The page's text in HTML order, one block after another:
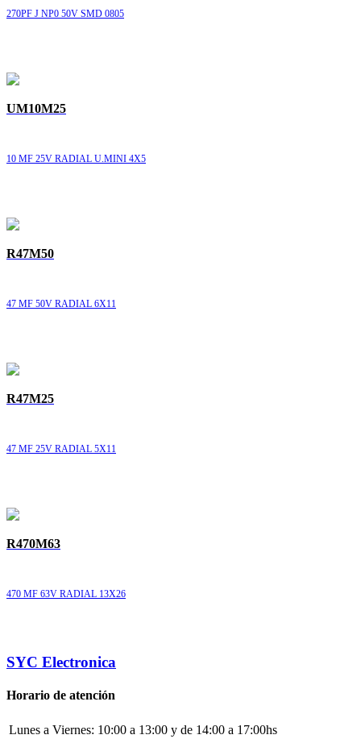
270PF J NP0 50V SMD 0805
UM10M25
10 MF 25V RADIAL U.MINI 4X5
R47M50
47 MF 50V RADIAL 6X11
R47M25
47 MF 25V RADIAL 5X11
R470M63
470 MF 63V RADIAL 13X26
SYC Electronica
Horario de atención
Lunes a Viernes: 10:00 a 13:00 y de 14:00 a 17:00hs